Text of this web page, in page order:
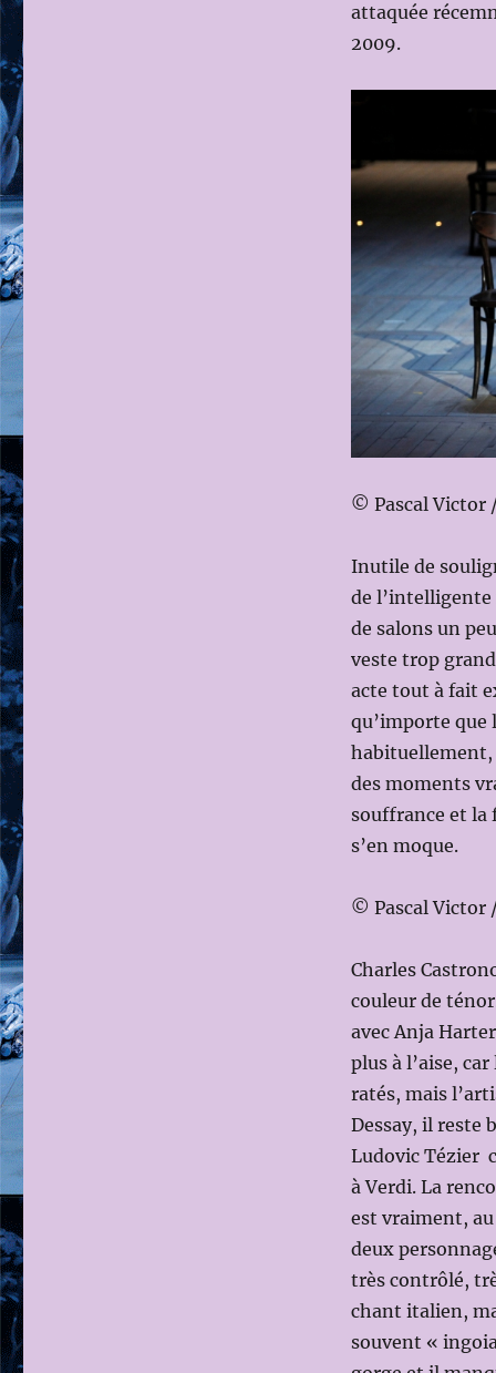
attaquée
2009.
© Pascal Victor
Inutile de
de l’intelligente
de salons un
veste trop
acte tout à fait
qu’importe que
habituellement,
des moments
souffrance et la
s’en moque.
© Pascal Victor
Charles
couleur de
avec Anja
plus à l’aise,
ratés, mais
Dessay, il reste
Ludovic Tézier
à Verdi. La
est vraiment,
deux
très contrôlé,
chant italien,
souvent «